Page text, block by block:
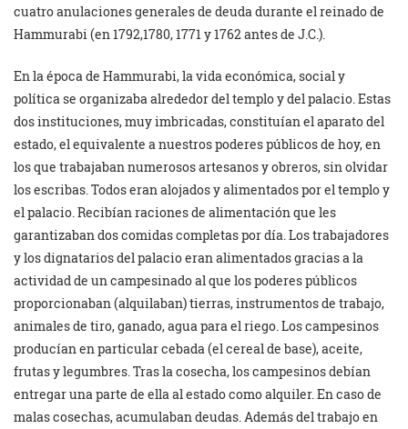
cuatro anulaciones generales de deuda durante el reinado de
Hammurabi (en 1792,1780, 1771 y 1762 antes de J.C.).
En la época de Hammurabi, la vida económica, social y
política se organizaba alrededor del templo y del palacio. Estas
dos instituciones, muy imbricadas, constituían el aparato del
estado, el equivalente a nuestros poderes públicos de hoy, en
los que trabajaban numerosos artesanos y obreros, sin olvidar
los escribas. Todos eran alojados y alimentados por el templo y
el palacio. Recibían raciones de alimentación que les
garantizaban dos comidas completas por día. Los trabajadores
y los dignatarios del palacio eran alimentados gracias a la
actividad de un campesinado al que los poderes públicos
proporcionaban (alquilaban) tierras, instrumentos de trabajo,
animales de tiro, ganado, agua para el riego. Los campesinos
producían en particular cebada (el cereal de base), aceite,
frutas y legumbres. Tras la cosecha, los campesinos debían
entregar una parte de ella al estado como alquiler. En caso de
malas cosechas, acumulaban deudas. Además del trabajo en